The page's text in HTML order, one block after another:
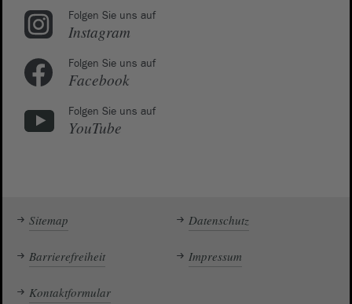
Folgen Sie uns auf
Instagram
Folgen Sie uns auf
Facebook
Folgen Sie uns auf
YouTube
Sitemap Datenschutz
Barrierefreiheit Impressum
Kontaktformular